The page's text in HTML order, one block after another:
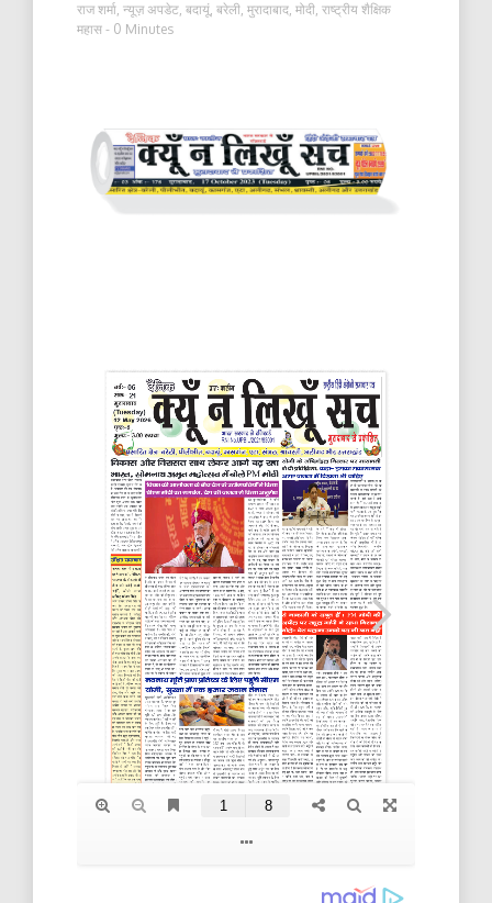
राज शर्मा, न्यूज़ अपडेट, बदायूं, बरेली, मुरादाबाद, मोदी, राष्ट्रीय शैक्षिक
महास - 0 Minutes